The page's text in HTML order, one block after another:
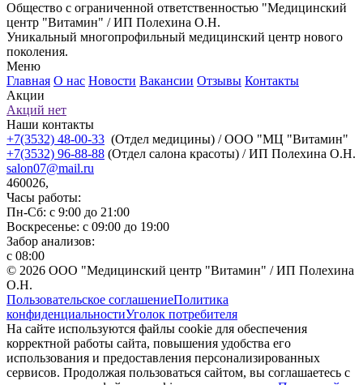
Общество с ограниченной ответственностью "Медицинский
центр "Витамин" / ИП Полехина О.Н.
Уникальный многопрофильный медицинский центр нового
поколения.
Меню
Главная О нас Новости Вакансии Отзывы Контакты
Акции
Акций нет
Наши контакты
+7(3532) 48-00-33 (Отдел медицины) / ООО "МЦ "Витамин"
+7(3532) 96-88-88 (Отдел салона красоты) / ИП Полехина О.Н.
salon07@mail.ru
460026,
Часы работы:
Пн-Сб: с 9:00 до 21:00
Воскресенье: с 09:00 до 19:00
Забор анализов:
с 08:00
© 2026 ООО "Медицинский центр "Витамин" / ИП Полехина
О.Н.
Пользовательское соглашениеПолитика
конфиденциальностиУголок потребителя
На сайте используются файлы cookie для обеспечения
корректной работы сайта, повышения удобства его
использования и предоставления персонализированных
сервисов. Продолжая пользоваться сайтом, вы соглашаетесь с